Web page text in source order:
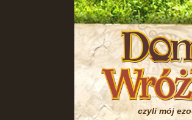
czyli mój